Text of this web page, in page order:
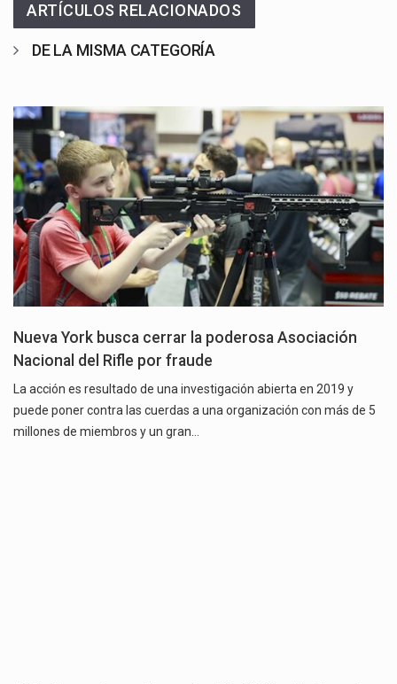
ARTÍCULOS RELACIONADOS
DE LA MISMA CATEGORÍA
Nueva York busca cerrar la poderosa Asociación
Nacional del Rifle por fraude
La acción es resultado de una investigación abierta en 2019 y
puede poner contra las cuerdas a una organización con más de 5
millones de miembros y un gran…